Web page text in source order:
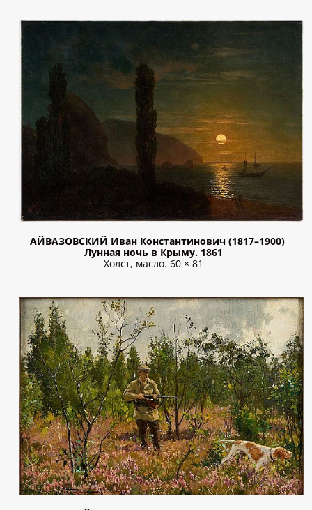
АЙВАЗОВСКИЙ Иван Константинович (1817–1900)
Лунная ночь в Крыму. 1861
Холст, масло. 60 × 81